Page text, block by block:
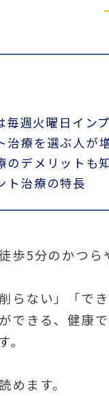
週火曜日イン
療を選ぶ人が
デメリットも
ト治療の特長
歩5分のかつら
らない」「で
できる、健康
めます。